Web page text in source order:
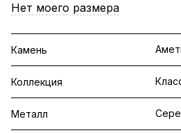
Нет моего размера
Камень
Коллекция
Металл